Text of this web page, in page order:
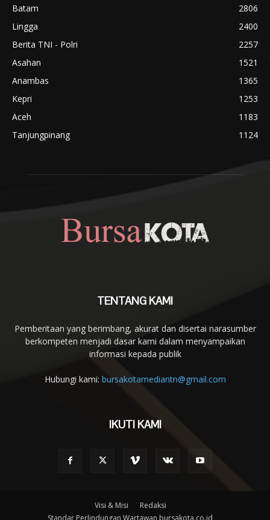
Batam
2806
Lingga
2400
Berita TNI - Polri
2257
Asahan
1521
Anambas
1365
Kepri
1253
Aceh
1183
Tanjungpinang
1124
TENTANG KAMI
Pemberitaan yang berimbang, akurat dan disertai narasumber
berkompeten menjadi dasar kami dalam menyampaikan
informasi kepada publik
Hubungi kami: bursakotamediantn@gmail.com
IKUTI KAMI
Visi & Misi
Redaksi